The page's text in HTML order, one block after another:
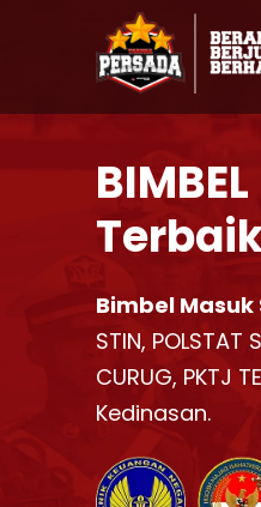
Bimbel Masuk
STIN, POLSTAT
CURUG, PKTJ
Kedinasan.